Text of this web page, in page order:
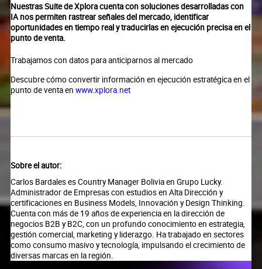
Nuestras Suite de Xplora cuenta con soluciones desarrolladas con
IA nos permiten rastrear señales del mercado, identificar
oportunidades en tiempo real y traducirlas en ejecución precisa en el
punto de venta.
Trabajamos con datos para anticiparnos al mercado
Descubre cómo convertir información en ejecución estratégica en el
punto de venta en www.xplora.net
Sobre el autor:
Carlos Bardales es Country Manager Bolivia en Grupo Lucky.
Administrador de Empresas con estudios en Alta Dirección y
certificaciones en Business Models, Innovación y Design Thinking.
Cuenta con más de 19 años de experiencia en la dirección de
negocios B2B y B2C, con un profundo conocimiento en estrategia,
gestión comercial, marketing y liderazgo. Ha trabajado en sectores
como consumo masivo y tecnología, impulsando el crecimiento de
diversas marcas en la región.